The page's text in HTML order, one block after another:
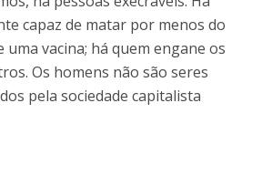
capaz de matar por menos do
uma vacina; há quem engane os
Os homens não são seres
pela sociedade capitalista